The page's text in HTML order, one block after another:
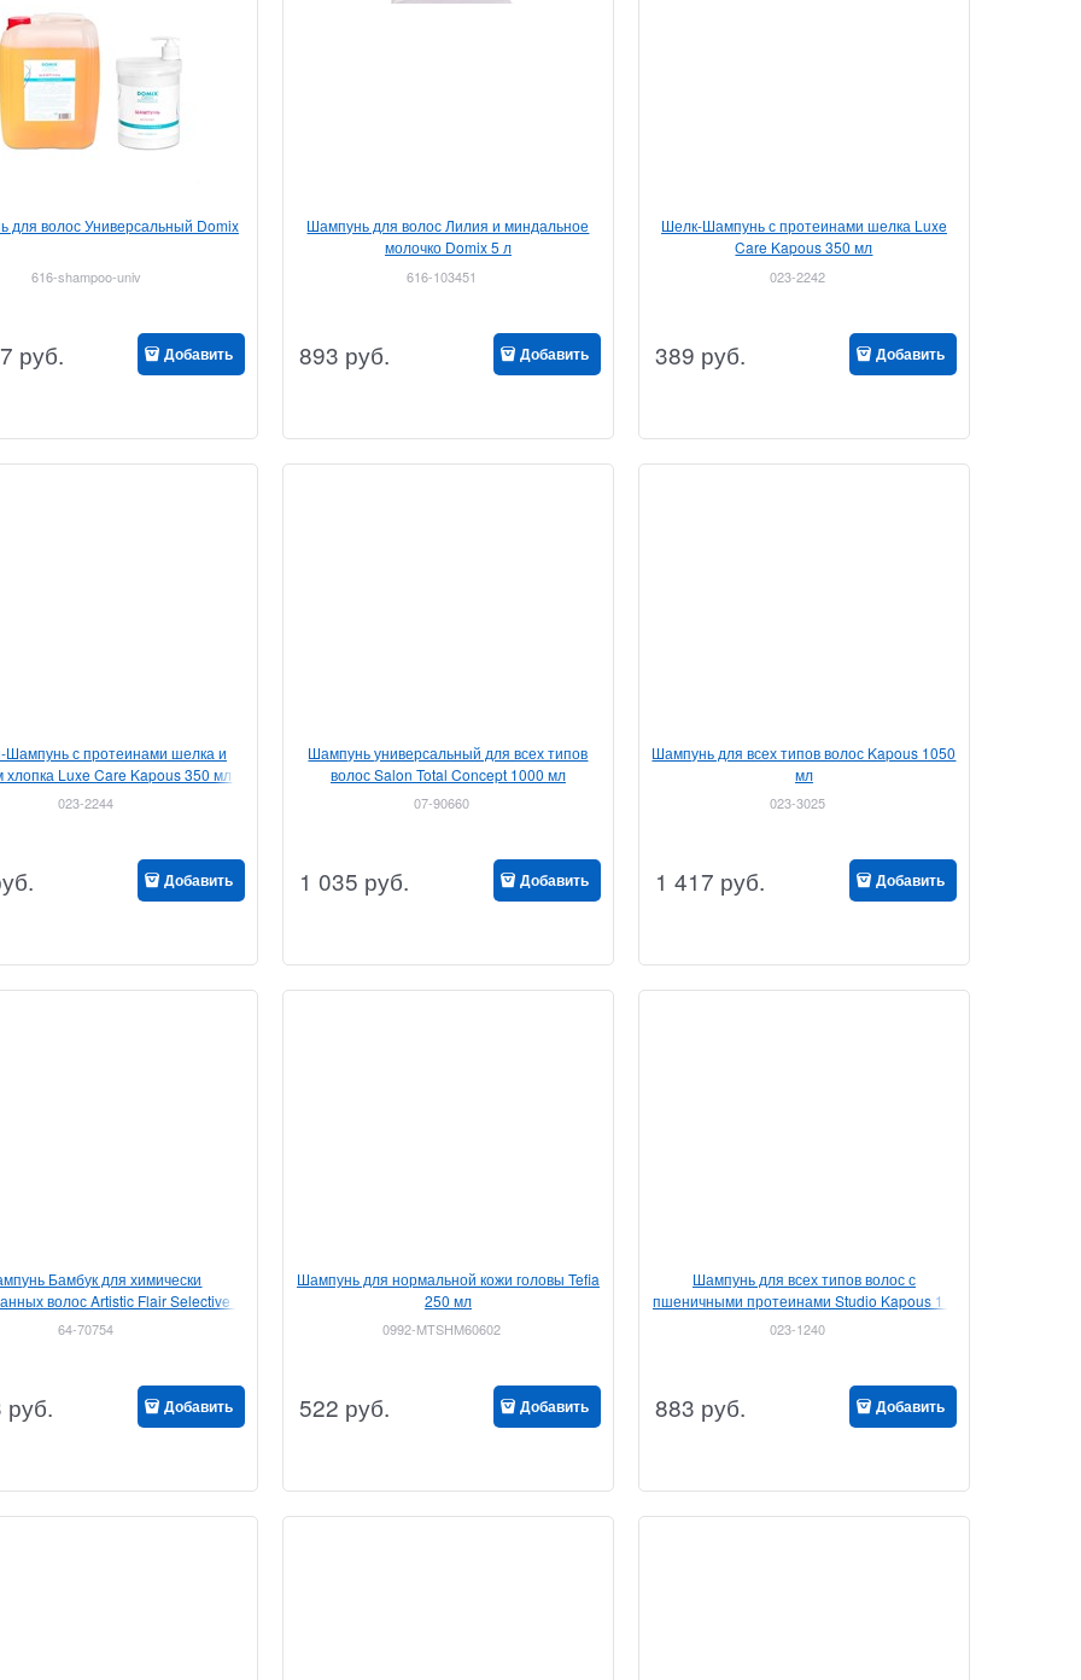
для волос Универсальный Domix
616-shampoo-univ
руб. Добавить
Шампунь для волос Лилия и миндальное
молочко Domix 5 л
616-103451
893 руб. Добавить
Шелк-Шампунь с протеинами шелка Luxe
Care Kapous 350 мл
023-2242
389 руб. Добавить
Шампунь с протеинами шелка и
хлопка Luxe Care Kapous 350 мл
023-2244
Добавить
Шампунь универсальный для всех типов
волос Salon Total Concept 1000 мл
07-90660
1 035 руб. Добавить
Шампунь для всех типов волос Kapous 1050
мл
023-3025
1 417 руб. Добавить
Бамбук для химически
волос Artistic Flair Selective 1
л
64-70754
руб. Добавить
Шампунь для нормальной кожи головы Tefia
250 мл
0992-MTSHM60602
522 руб. Добавить
Шампунь для всех типов волос с
пшеничными протеинами Studio Kapous 1 л
023-1240
883 руб. Добавить